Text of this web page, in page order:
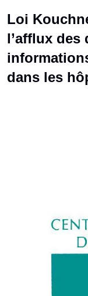
Loi
l’afflux des
dans les